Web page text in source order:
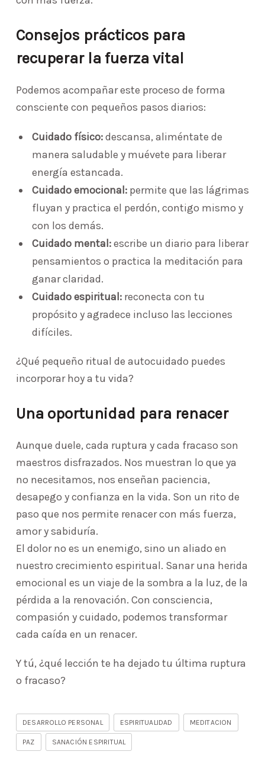
Consejos prácticos para
recuperar la fuerza vital
Podemos acompañar este proceso de forma
consciente con pequeños pasos diarios:
Cuidado físico:descansa, aliméntate de
manera saludable y muévete para liberar
energía estancada.
Cuidado emocional:permite que las lágrimas
fluyan y practica el perdón, contigo mismo y
con los demás.
Cuidado mental:escribe un diario para liberar
pensamientos o practica la meditación para
ganar claridad.
Cuidado espiritual:reconecta con tu
propósito y agradece incluso las lecciones
difíciles.
¿Qué pequeño ritual de autocuidado puedes
incorporar hoy a tu vida?
Una oportunidad para renacer
Aunque duele, cada ruptura y cada fracaso son
maestros disfrazados. Nos muestran lo que ya
no necesitamos, nos enseñan paciencia,
desapego y confianza en la vida. Son un rito de
paso que nos permite renacer con más fuerza,
amor y sabiduría.
El dolor no es un enemigo, sino un aliado en
nuestro crecimiento espiritual. Sanar una herida
emocional es un viaje de la sombra a la luz, de la
pérdida a la renovación. Con consciencia,
compasión y cuidado, podemos transformar
cada caída en un renacer.
Y tú, ¿qué lección te ha dejado tu última ruptura
o fracaso?
DESARROLLO PERSONAL ESPIRITUALIDAD MEDITACION
PAZ SANACIÓN ESPIRITUAL